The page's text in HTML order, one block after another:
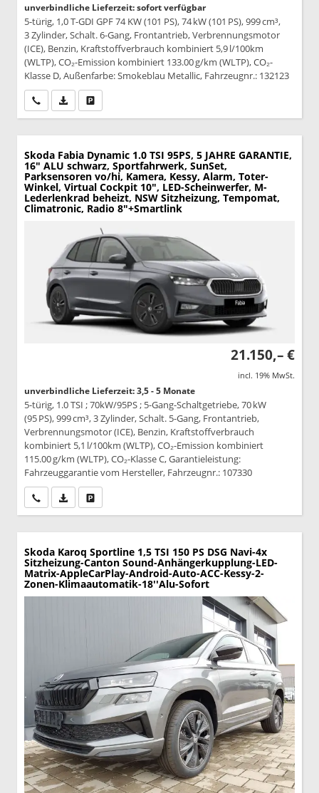
unverbindliche Lieferzeit: sofort verfügbar
5-türig, 1,0 T-GDI GPF 74 KW (101 PS), 74 kW (101 PS), 999 cm³,
3 Zylinder, Schalt. 6-Gang, Frontantrieb, Verbrennungsmotor
(ICE), Benzin, Kraftstoffverbrauch kombiniert 5,9 l/100km
(WLTP), CO₂-Emission kombiniert 133.00 g/km (WLTP), CO₂-
Klasse D, Außenfarbe: Smokeblau Metallic, Fahrzeugnr.: 132123
Wir rufen Sie anPDF-Datei, Fahrzeugexposé drucken
Skoda Fabia Dynamic 1.0 TSI 95PS, 5 JAHRE GARANTIE,
16" ALU schwarz, Sportfahrwerk, SunSet,
Parksensoren vo/hi, Kamera, Kessy, Alarm, Toter-
Winkel, Virtual Cockpit 10", LED-Scheinwerfer, M-
Lederlenkrad beheizt, NSW Sitzheizung, Tempomat,
Climatronic, Radio 8"+Smartlink
21.150,– €
incl. 19% MwSt.
unverbindliche Lieferzeit: 3,5 - 5 Monate
5-türig, 1.0 TSI ; 70kW/95PS ; 5-Gang-Schaltgetriebe, 70 kW
(95 PS), 999 cm³, 3 Zylinder, Schalt. 5-Gang, Frontantrieb,
Verbrennungsmotor (ICE), Benzin, Kraftstoffverbrauch
kombiniert 5,1 l/100km (WLTP), CO₂-Emission kombiniert
115.00 g/km (WLTP), CO₂-Klasse C, Garantieleistung:
Fahrzeuggarantie vom Hersteller, Fahrzeugnr.: 107330
Wir rufen Sie anPDF-Datei, Fahrzeugexposé drucken
Skoda Karoq Sportline 1,5 TSI 150 PS DSG Navi-4x
Sitzheizung-Canton Sound-Anhängerkupplung-LED-
Matrix-AppleCarPlay-Android-Auto-ACC-Kessy-2-
Zonen-Klimaautomatik-18''Alu-Sofort